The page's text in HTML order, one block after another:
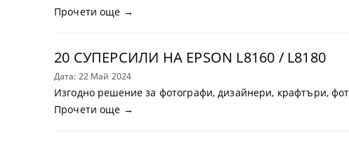
Прочети още →
20 СУПЕРСИЛИ НА EPSON L8160 / L8180
Дата: 22 Май 2024
Изгодно решение за фотографи, дизайнери, крафтъри,
Прочети още →